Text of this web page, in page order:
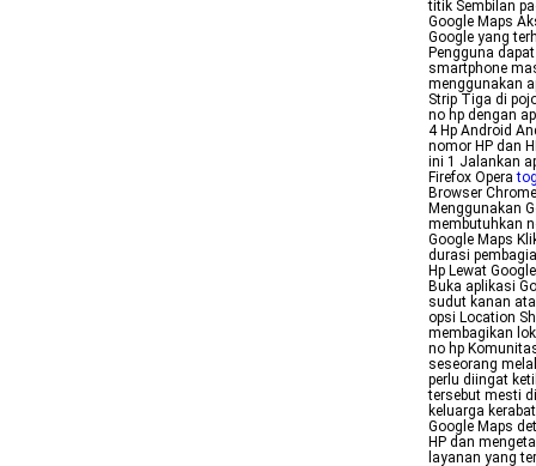
titik Sembilan
Google Maps
Google yang
Pengguna
smartphone
menggunakan
Strip Tiga di
no hp dengan
4 Hp Android
nomor HP dan
ini 1 Jalankan
Firefox Opera
Browser
Menggunakan
membutuhkan
Google Maps
durasi
Hp Lewat
Buka aplikasi
sudut kanan
opsi Location
membagikan
no hp
seseorang
perlu diingat
tersebut mesti
keluarga
Google Maps
HP dan
layanan yang